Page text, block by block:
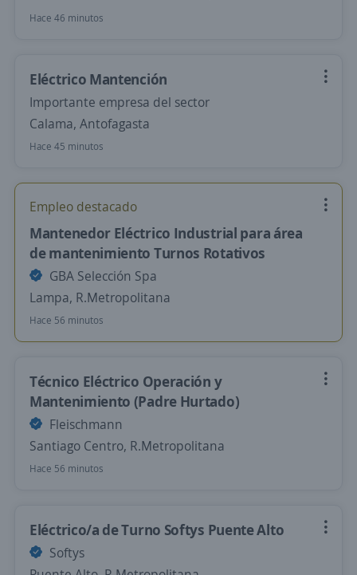
Hace 46 minutos
Eléctrico Mantención
Importante empresa del sector
Calama, Antofagasta
Hace 45 minutos
Empleo destacado
Mantenedor Eléctrico Industrial para área
de mantenimiento Turnos Rotativos
GBA Selección Spa
Lampa, R.Metropolitana
Hace 56 minutos
Técnico Eléctrico Operación y
Mantenimiento (Padre Hurtado)
Fleischmann
Santiago Centro, R.Metropolitana
Hace 56 minutos
Eléctrico/a de Turno Softys Puente Alto
Softys